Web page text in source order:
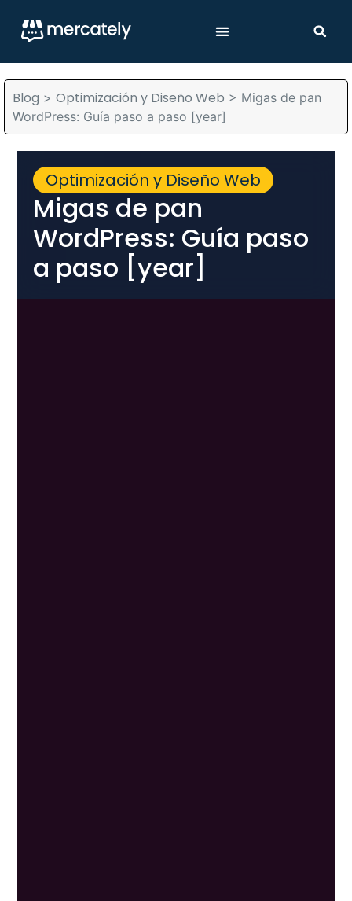
Blog > Optimización y Diseño Web > Migas de pan
WordPress: Guía paso a paso [year]
Optimización y Diseño Web
Migas de pan
WordPress: Guía paso
a paso [year]